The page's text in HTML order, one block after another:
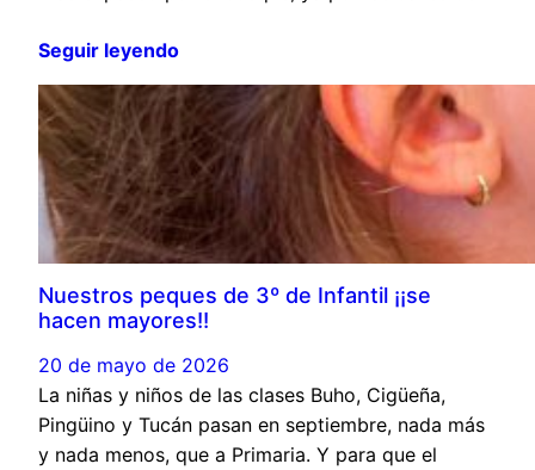
Seguir leyendo
Nuestros peques de 3º de Infantil ¡¡se
hacen mayores!!
20 de mayo de 2026
La niñas y niños de las clases Buho, Cigüeña,
Pingüino y Tucán pasan en septiembre, nada más
y nada menos, que a Primaria. Y para que el